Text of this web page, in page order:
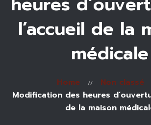
l’accueil de la
médicale
Home
Non classé
Modification des heures
de la maison